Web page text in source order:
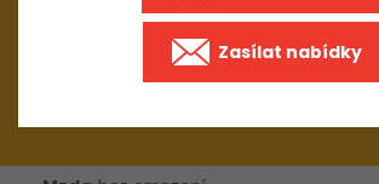
Zasílat nabídky